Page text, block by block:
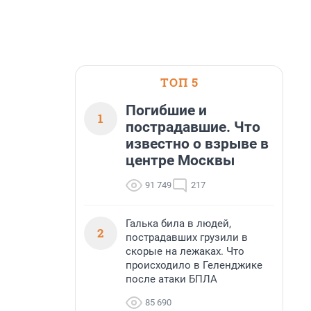
ТОП 5
1
Погибшие и
пострадавшие. Что
известно о взрыве в
центре Москвы
91 749 217
2
Галька била в людей,
пострадавших грузили в
скорые на лежаках. Что
происходило в Геленджике
после атаки БПЛА
85 690